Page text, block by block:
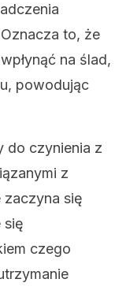
to, że
na ślad,
powodując
do czynienia z
z
zaczyna się
się
czego